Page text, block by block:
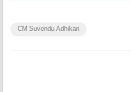
CM Suvendu Adhikari